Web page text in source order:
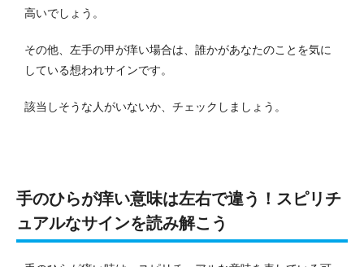
高いでしょう。
その他、左手の甲が痒い場合は、誰かがあなたのことを気に
している想われサインです。
該当しそうな人がいないか、チェックしましょう。
手のひらが痒い意味は左右で違う！スピリチ
ュアルなサインを読み解こう